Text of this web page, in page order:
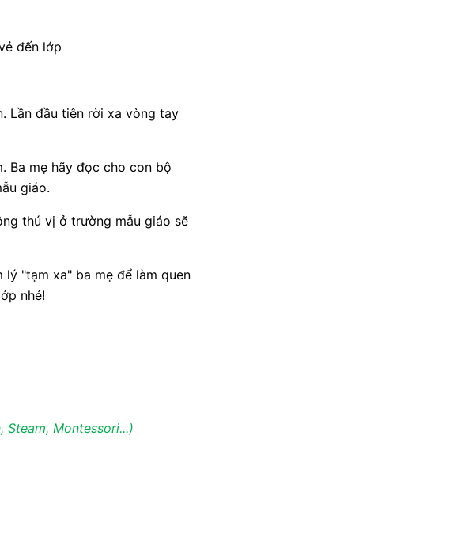
đến lớp
Lần đầu tiên rời xa vòng tay
Ba mẹ hãy đọc cho con bộ
giáo.
thú vị ở trường mẫu giáo sẽ
"tạm xa" ba mẹ để làm quen
nhé!
Steam, Montessori...)